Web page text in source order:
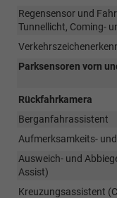
Regensensor und
Tunnellicht, Coming-
Parksensoren vorn
Rückfahrkamera
Berganfahrassistent
Aufmerksamkeits-
Ausweich- und
Assist)
Kreuzungsassistent